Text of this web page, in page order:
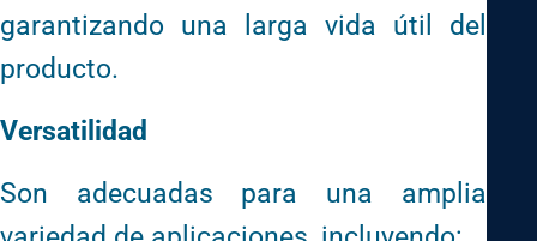
garantizando una larga vida útil del
producto.
Versatilidad
Son adecuadas para una amplia